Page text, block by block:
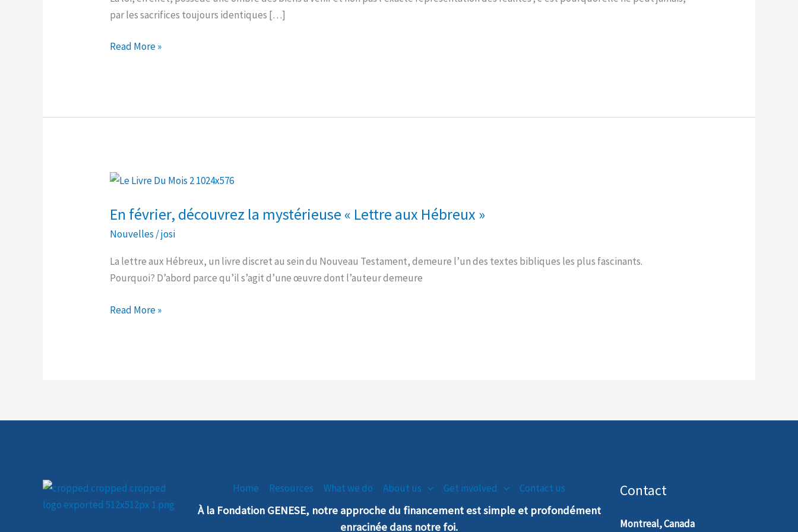
par les sacrifices toujours identiques […]
révolue
Read More »
En février, découvrez la mystérieuse « Lettre aux Hébreux »
Nouvelles /josi
La lettre aux Hébreux, un livre discret au sein du Nouveau Testament, demeure l’un des textes bibliques les plus fascinants.
Pourquoi? D’abord parce qu’il s’agit d’une œuvre dont l’auteur demeure
En
découvrez
la
« Lettre
aux
Read More »
Home Resources What we do About us Get involved Contact us
À la Fondation GENESE, notreapprochedu financement est simple et profondément
enracinée dans notre foi.
Contact
Montreal, Canada